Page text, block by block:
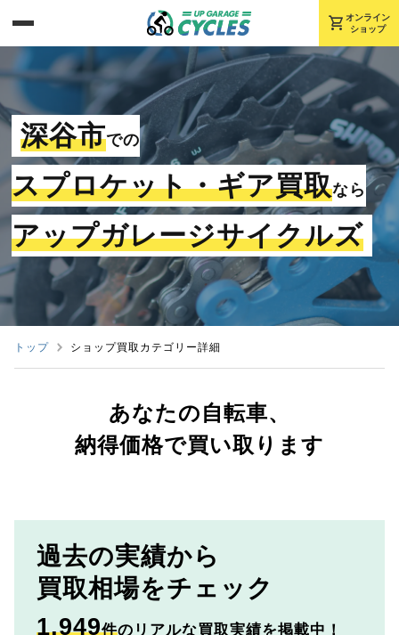
shopping_cart オンライン
ショップ
深谷市での
スプロケット・ギア買取なら
アップガレージサイクルズ
トップ ショップ買取カテゴリー詳細
あなたの自転車、
納得価格で買い取ります
過去の実績から
買取相場をチェック
1,949件のリアルな買取実績を掲載中！